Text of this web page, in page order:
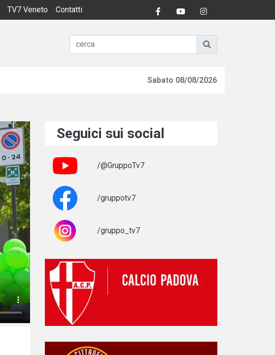
TV7 Veneto Contatti
Sabato 08/08/2026
Seguici sui social
/@GruppoTv7
/gruppotv7
/gruppo_tv7